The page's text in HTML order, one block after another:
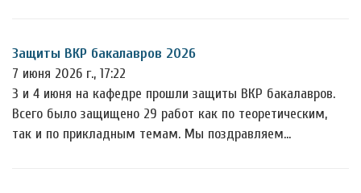
Защиты ВКР бакалавров 2026
7 июня 2026 г., 17:22
3 и 4 июня на кафедре прошли защиты ВКР бакалавров.
Всего было защищено 29 работ как по теоретическим,
так и по прикладным темам. Мы поздравляем…